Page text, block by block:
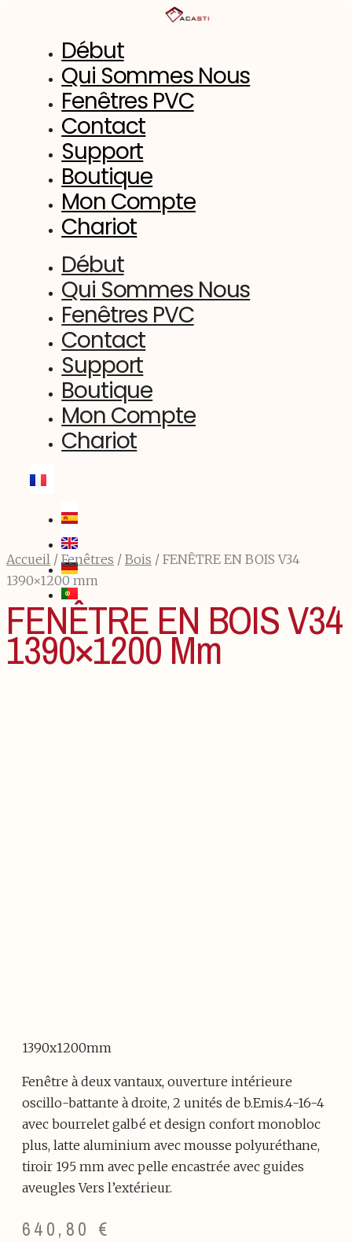
Début
Qui Sommes Nous
Fenêtres PVC
Contact
Support
Boutique
Mon Compte
Chariot
Début
Qui Sommes Nous
Fenêtres PVC
Contact
Support
Boutique
Mon Compte
Chariot
Accueil / Fenêtres / Bois / FENÊTRE EN BOIS V34
1390×1200 mm
FENÊTRE EN BOIS V34
1390×1200 Mm
1390x1200mm
Fenêtre à deux vantaux, ouverture intérieure
oscillo-battante à droite, 2 unités de b.Emis.4-16-4
avec bourrelet galbé et design confort monobloc
plus, latte aluminium avec mousse polyuréthane,
tiroir 195 mm avec pelle encastrée avec guides
aveugles Vers l’extérieur.
640,80 €